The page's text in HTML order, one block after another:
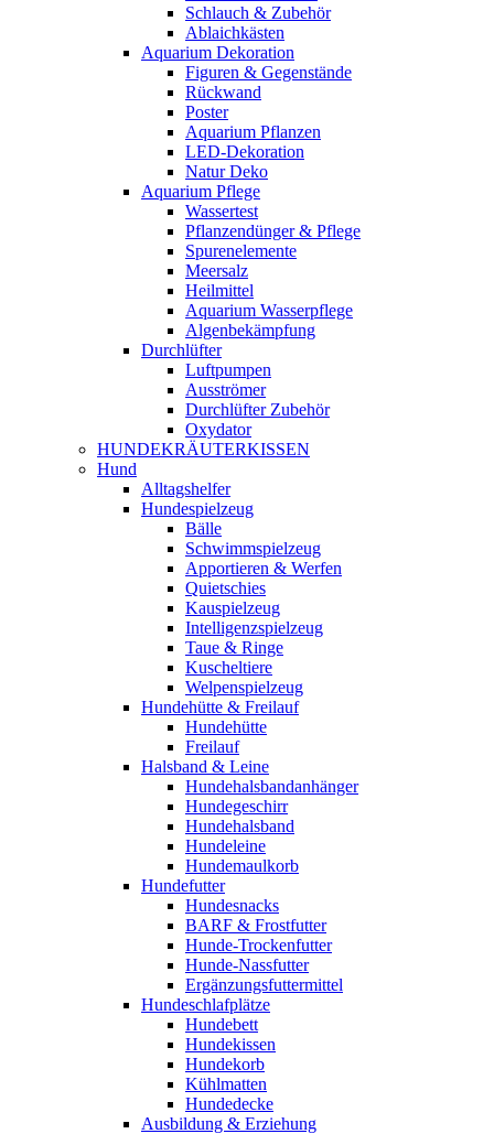
Schlauch & Zubehör
Ablaichkästen
Aquarium Dekoration
Figuren & Gegenstände
Rückwand
Poster
Aquarium Pflanzen
LED-Dekoration
Natur Deko
Aquarium Pflege
Wassertest
Pflanzendünger & Pflege
Spurenelemente
Meersalz
Heilmittel
Aquarium Wasserpflege
Algenbekämpfung
Durchlüfter
Luftpumpen
Ausströmer
Durchlüfter Zubehör
Oxydator
HUNDEKRÄUTERKISSEN
Hund
Alltagshelfer
Hundespielzeug
Bälle
Schwimmspielzeug
Apportieren & Werfen
Quietschies
Kauspielzeug
Intelligenzspielzeug
Taue & Ringe
Kuscheltiere
Welpenspielzeug
Hundehütte & Freilauf
Hundehütte
Freilauf
Halsband & Leine
Hundehalsbandanhänger
Hundegeschirr
Hundehalsband
Hundeleine
Hundemaulkorb
Hundefutter
Hundesnacks
BARF & Frostfutter
Hunde-Trockenfutter
Hunde-Nassfutter
Ergänzungsfuttermittel
Hundeschlafplätze
Hundebett
Hundekissen
Hundekorb
Kühlmatten
Hundedecke
Ausbildung & Erziehung